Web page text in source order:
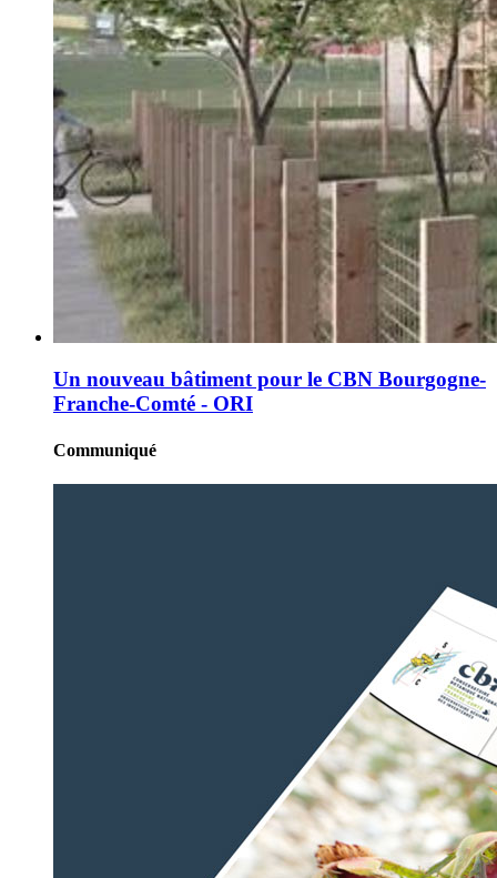
Un nouveau bâtiment pour le CBN Bourgogne-
Franche-Comté - ORI
Communiqué